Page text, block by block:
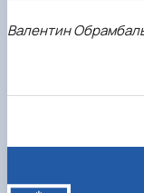
Валентин